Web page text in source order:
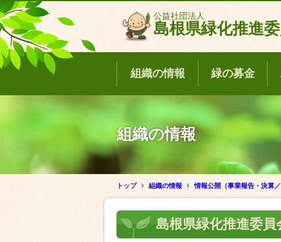
このページの本文へ移動
公益社団法人
島根県緑化推進
組織の情報 緑の募金
組織の情報
トップ 組織の情報 情報公開（事業報告・決算
島根県緑化推進委